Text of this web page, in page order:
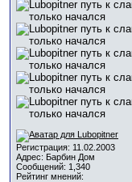
Регистрация: 11.02.2003
Адрес: Барбин Дом
Сообщений: 1,340
Рейтинг мнений: